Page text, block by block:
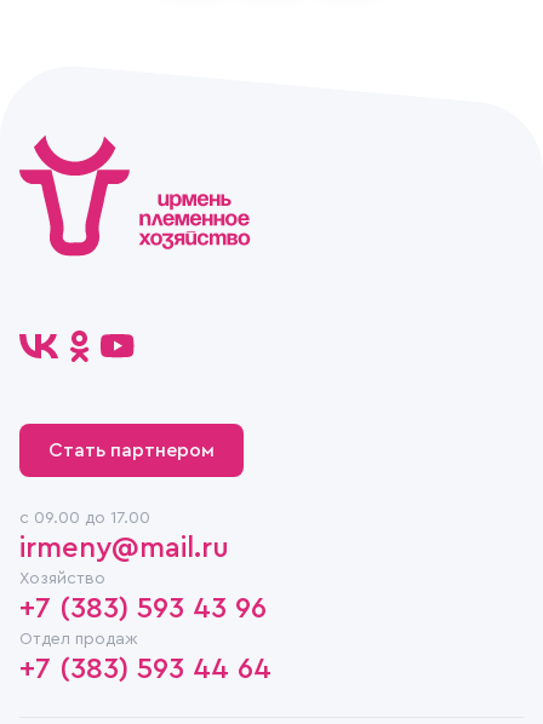
Стать партнером
c 09.00 до 17.00
irmeny@mail.ru
Хозяйство
+7 (383) 593 43 96
Отдел продаж
+7 (383) 593 44 64